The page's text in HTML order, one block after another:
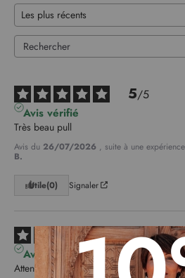
5/5
Avis vérifié
Très beau pull
Avis du 26/07/2026 , suite à une
B.
Utile(0) Signaler
4/5
Avis vérifié
Attention taille vraiment très grand !